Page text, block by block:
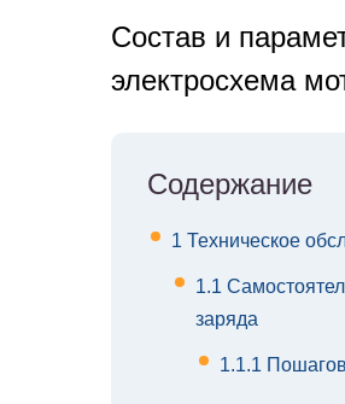
Состав и
электросхема
Содержание
1 Техническое
1.1
заряда
1.1.1